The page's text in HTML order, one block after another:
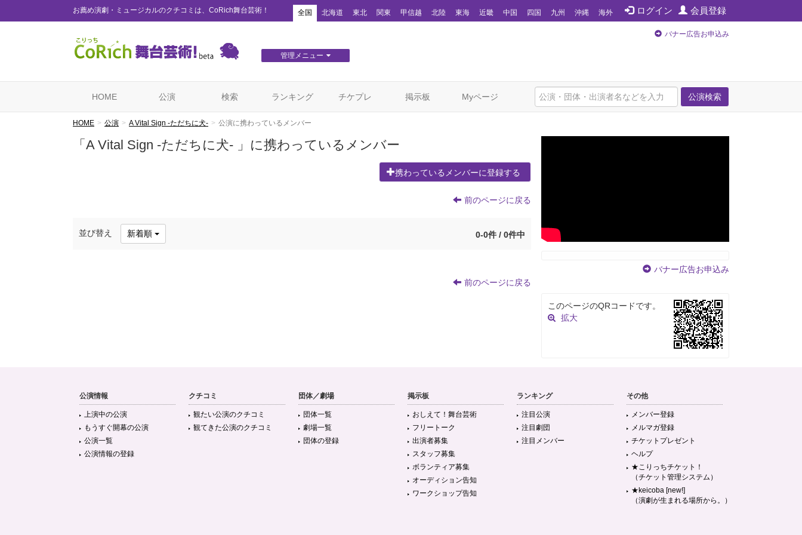
お薦め演劇・ミュージカルのクチコミは、CoRich舞台芸術！ ログイン 会員登録
全国 北海道 東北 関東 甲信越 北陸 東海 近畿 中国 四国 九州 沖縄 海外
管理メニュー
バナー広告お申込み
公演検索
HOME 公演 検索 ランキング チケプレ 掲示板 Myページ
HOME 公演 A Vital Sign -ただちに犬- 公演に携わっているメンバー
「A Vital Sign -ただちに犬- 」に携わっているメンバー
携わっているメンバーに登録する
前のページに戻る
並び替え 新着順 0-0件 / 0件中
前のページに戻る
バナー広告お申込み
このページのQRコードです。
拡大
公演情報
上演中の公演
もうすぐ開幕の公演
公演一覧
公演情報の登録
クチコミ
観たい公演のクチコミ
観てきた公演のクチコミ
団体／劇場
団体一覧
劇場一覧
団体の登録
掲示板
おしえて！舞台芸術
フリートーク
出演者募集
スタッフ募集
ボランティア募集
オーディション告知
ワークショップ告知
ランキング
注目公演
注目劇団
注目メンバー
その他
メンバー登録
メルマガ登録
チケットプレゼント
ヘルプ
★こりっちチケット！
（チケット管理システム）
★keicoba [new!]
（演劇が生まれる場所から。）